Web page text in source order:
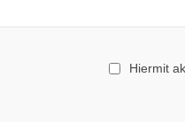
Hiermit